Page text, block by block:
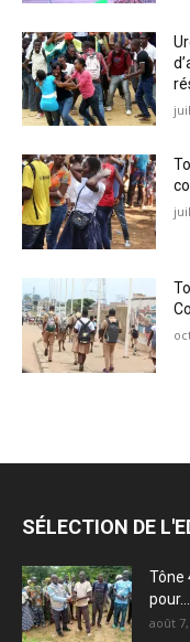
SÉLECTION DE
Tône
pour...
août